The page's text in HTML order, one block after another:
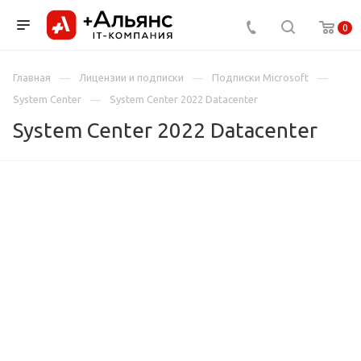
0
Главная Лицензии и подписки
Подписки Microsoft
System Center
System Center 2022 Datacenter
System Center 2022 Datacenter